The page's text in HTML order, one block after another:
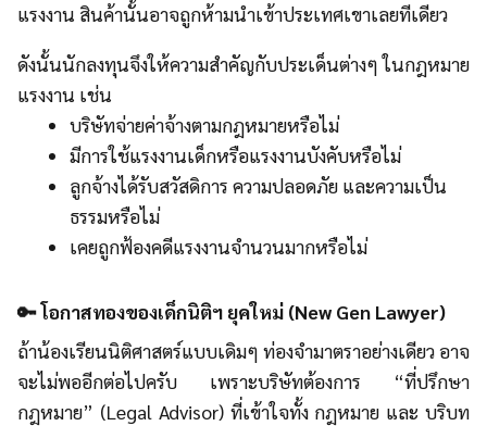
แรงงาน สินค้านั้นอาจถูกห้ามนำเข้าประเทศเขาเลยทีเดียว
ดังนั้นนักลงทุนจึงให้ความสำคัญกับประเด็นต่างๆ ในกฎหมาย
แรงงาน เช่น
บริษัทจ่ายค่าจ้างตามกฎหมายหรือไม่
มีการใช้แรงงานเด็กหรือแรงงานบังคับหรือไม่
ลูกจ้างได้รับสวัสดิการ ความปลอดภัย และความเป็น
ธรรมหรือไม่
เคยถูกฟ้องคดีแรงงานจำนวนมากหรือไม่
🔑 โอกาสทองของเด็กนิติฯ ยุคใหม่ (New Gen Lawyer)
ถ้าน้องเรียนนิติศาสตร์แบบเดิมๆ ท่องจำมาตราอย่างเดียว อาจ
จะไม่พออีกต่อไปครับ เพราะบริษัทต้องการ “ที่ปรึกษา
กฎหมาย” (Legal Advisor) ที่เข้าใจทั้ง กฎหมาย และ บริบท